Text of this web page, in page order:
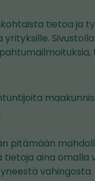
tietoa ja
pitämään
aina omalla
vahingosta.